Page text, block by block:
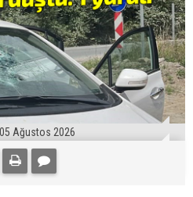
05 Ağustos 2026